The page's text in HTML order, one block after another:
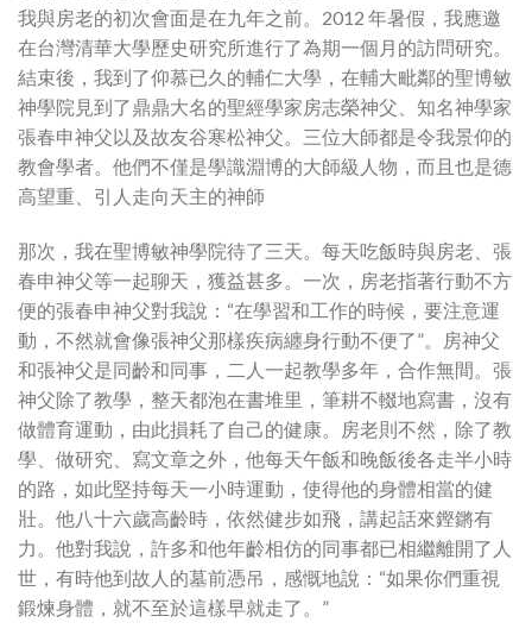
我與房老的初次會面是在九年之前。2012 年暑假，我應邀
在台灣清華大學歷史研究所進行了為期一個月的訪問研究。
結束後，我到了仰慕已久的輔仁大學，在輔大毗鄰的聖博敏
神學院見到了鼎鼎大名的聖經學家房志榮神父、知名神學家
張春申神父以及故友谷寒松神父。三位大師都是令我景仰的
教會學者。他們不僅是學識淵博的大師級人物，而且也是德
高望重、引人走向天主的神師
那次，我在聖博敏神學院待了三天。每天吃飯時與房老、張
春申神父等一起聊天，獲益甚多。一次，房老指著行動不方
便的張春申神父對我說：“在學習和工作的時候，要注意運
動，不然就會像張神父那樣疾病纏身行動不便了”。房神父
和張神父是同齡和同事，二人一起教學多年，合作無間。張
神父除了教學，整天都泡在書堆里，筆耕不輟地寫書，沒有
做體育運動，由此損耗了自己的健康。房老則不然，除了教
學、做研究、寫文章之外，他每天午飯和晚飯後各走半小時
的路，如此堅持每天一小時運動，使得他的身體相當的健
壯。他八十六歲高齡時，依然健步如飛，講起話來鏗鏘有
力。他對我說，許多和他年齡相仿的同事都已相繼離開了人
世，有時他到故人的墓前憑吊，感慨地說：“如果你們重視
鍛煉身體，就不至於這樣早就走了。”